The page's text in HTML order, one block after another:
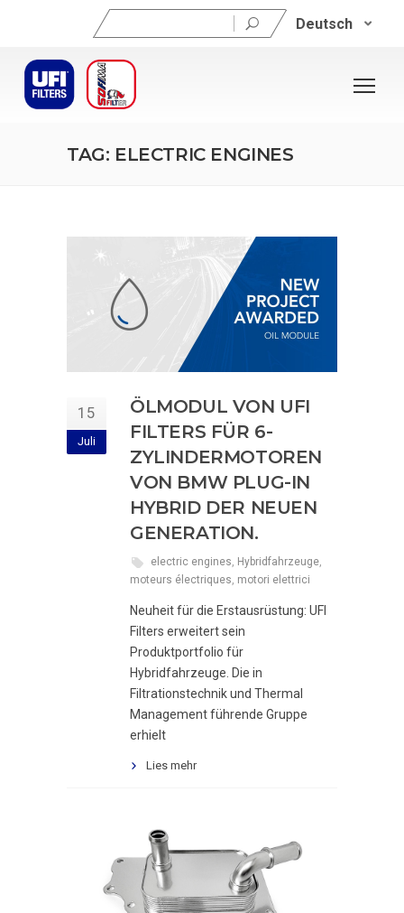
Suchen
nach:
Deutsch
TAG: ELECTRIC ENGINES
15
Juli
ÖLMODUL VON UFI
FILTERS FÜR 6-
ZYLINDERMOTOREN
VON BMW PLUG-IN
HYBRID DER NEUEN
GENERATION.
electric engines, Hybridfahrzeuge,
moteurs électriques, motori elettrici
Neuheit für die Erstausrüstung: UFI
Filters erweitert sein
Produktportfolio für
Hybridfahrzeuge. Die in
Filtrationstechnik und Thermal
Management führende Gruppe
erhielt
Lies mehr